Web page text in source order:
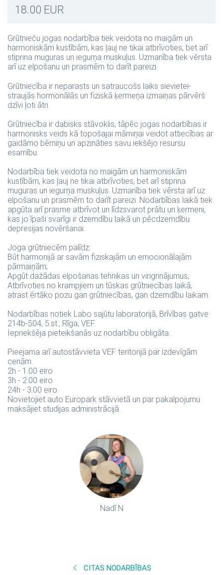
18.00 EUR
Grūtnieču jogas nodarbība tiek veidota no maigām un
harmoniskām kustībām, kas ļauj ne tikai atbrīvoties, bet arī
stiprina muguras un iegurņa muskuļus. Uzmanība tiek vērsta
arī uz elpošanu un prasmēm to darīt pareizi.
Grūtniecība ir neparasts un satraucošs laiks sievietei-
straujās hormonālās un fiziskā ķermeņa izmaiņas pārvērš
dzīvi ļoti ātri.
Grūtniecība ir dabisks stāvoklis, tāpēc jogas nodarbības ir
harmonisks veids kā topošajai māmiņai veidot attiecības ar
gaidāmo bērniņu un apzināties savu iekšējo resursu
esamību.
Nodarbība tiek veidota no maigām un harmoniskām
kustībām, kas ļauj ne tikai atbrīvoties, bet arī stiprina
muguras un iegurņa muskuļus. Uzmanība tiek vērsta arī uz
elpošanu un prasmēm to darīt pareizi. Nodarbības laikā tiek
apgūta arī prasme atbrīvot un līdzsvarot prātu un ķermeni,
kas jo īpaši svarīgi ir dzemdību laikā un pēcdzemdību
depresijas novēršanai.
Joga grūtniecēm palīdz:
Būt harmonijā ar savām fiziskajām un emocionālajām
pārmaiņām;
Apgūt dažādas elpošanas tehnikas un vingrinājumus;
Atbrīvoties no krampjiem un tūskas grūtniecības laikā;
atrast ērtāko pozu gan grūtniecības, gan dzemdību laikam.
Nodarbības notiek Labo sajūtu laboratorijā, Brīvības gatve
214b-504, 5.st., Rīga, VEF.
Iepriekšēja pieteikšanās uz nodarbību obligāta.
Pieejama arī autostāvvieta VEF teritorijā par izdevīgām
cenām.
2h - 1.00 eiro
3h - 2.00 eiro
24h - 3.00 eiro
Novietojiet auto Europark stāvvietā un par pakalpojumu
maksājiet studijas administrācijā.
Nadī N
CITAS NODARBĪBAS